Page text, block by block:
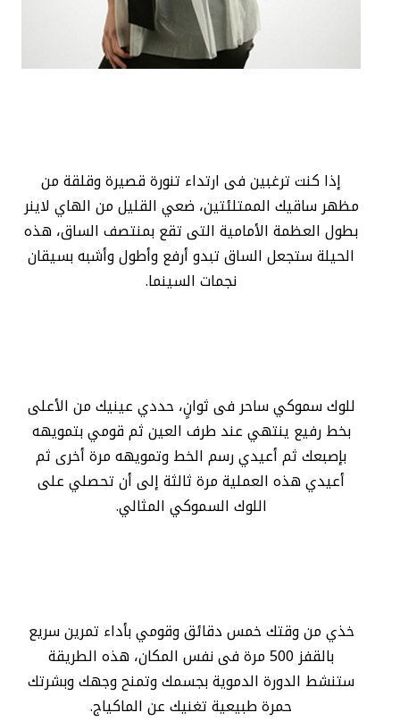
إذا كنت ترغبين فى ارتداء تنورة قصيرة وقلقة من
مظهر ساقيك الممتلئتين، ضعي القليل من الهاي لاينر
بطول العظمة الأمامية التى تقع بمنتصف الساق، هذه
الحيلة ستجعل الساق تبدو أرفع وأطول وأشبه بسيقان
نجمات السينما.
للوك سموكي ساحر فى ثوانٍ، حددي عينيك من الأعلى
بخط رفيع ينتهي عند طرف العين ثم قومي بتمويهه
بإصبعك ثم أعيدي رسم الخط وتمويهه مرة أخرى ثم
أعيدي هذه العملية مرة ثالثة إلى أن تحصلي على
اللوك السموكي المثالي.
خذي من وقتك خمس دقائق وقومي بأداء تمرين سريع
بالقفز 500 مرة فى نفس المكان، هذه الطريقة
ستنشط الدورة الدموية بجسمك وتمنح وجهك وبشرتك
حمرة طبيعية تغنيك عن الماكياج.